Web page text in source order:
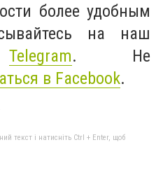
более удобным
на наш
Telegram. Не
в Facebook.
текст і натисніть Ctrl + Enter, щоб